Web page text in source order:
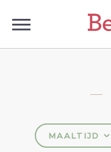
MAALTIJD